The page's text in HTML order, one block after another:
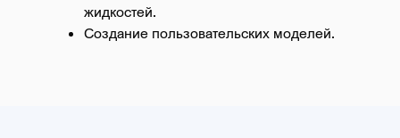
жидкостей.
Создание пользовательских моделей.